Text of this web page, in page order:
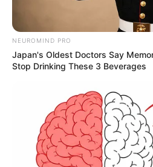
NEUROMIND PRO
Japan's Oldest Doctors Say
Stop Drinking These 3 Beverages